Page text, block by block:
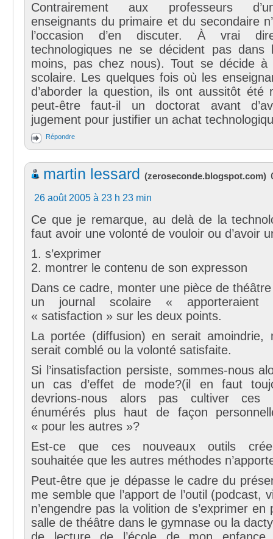
Contrairement aux professeurs
enseignants du primaire et du secondaire
l’occasion d’en discuter. À vrai
technologiques ne se décident pas dans
moins, pas chez nous). Tout se décide à
scolaire. Les quelques fois où les
d’aborder la question, ils ont aussitôt été
peut-être faut-il un doctorat avant
jugement pour justifier un achat
Répondre
martin lessard (zeroseconde.blogspot.com)
26 août 2005 à 23 h 23 min
Ce que je remarque, au delà de la
faut avoir une volonté de vouloir ou d’avoir
1. s’exprimer
2. montrer le contenu de son expresson
Dans ce cadre, monter une pièce de
un journal scolaire «
« satisfaction » sur les deux points.
La portée (diffusion) en serait amoindrie,
serait comblé ou la volonté satisfaite.
Si l’insatisfaction persiste, sommes-nous
un cas d’effet de mode?(il en faut
devrions-nous alors pas cultiver ces
énumérés plus haut de façon
« pour les autres »?
Est-ce que ces nouveaux outils
souhaitée que les autres méthodes
Peut-être que je dépasse le cadre du
me semble que l’apport de l’outil (podcast,
n’engendre pas la volition de s’exprimer en
salle de théâtre dans le gymnase ou la